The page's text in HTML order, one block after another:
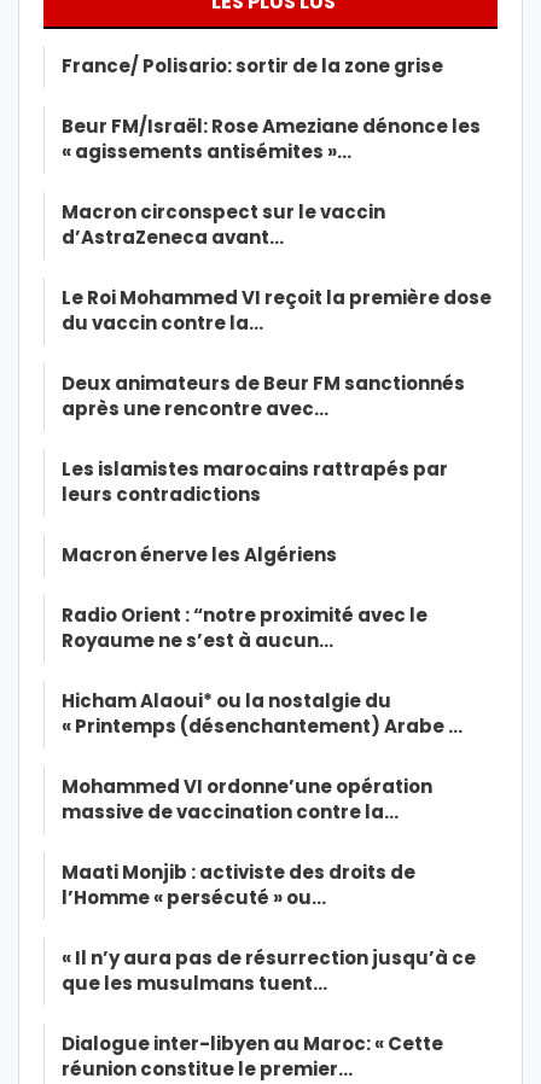
France/ Polisario: sortir de la zone grise
Beur FM/Israël: Rose Ameziane dénonce les
« agissements antisémites »…
Macron circonspect sur le vaccin
d’AstraZeneca avant…
Le Roi Mohammed VI reçoit la première dose
du vaccin contre la…
Deux animateurs de Beur FM sanctionnés
après une rencontre avec…
Les islamistes marocains rattrapés par
leurs contradictions
Macron énerve les Algériens
Radio Orient : “notre proximité avec le
Royaume ne s’est à aucun…
Hicham Alaoui* ou la nostalgie du
« Printemps (désenchantement) Arabe …
Mohammed VI ordonne’une opération
massive de vaccination contre la…
Maati Monjib : activiste des droits de
l’Homme « persécuté » ou…
« Il n’y aura pas de résurrection jusqu’à ce
que les musulmans tuent…
Dialogue inter-libyen au Maroc: « Cette
réunion constitue le premier…